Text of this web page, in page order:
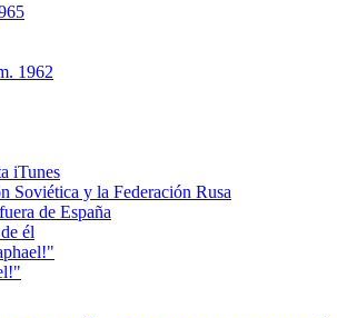
1962
iTunes
y la Federación Rusa
de España
él